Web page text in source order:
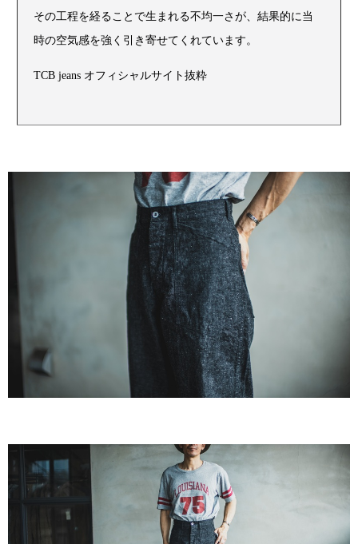
その工程を経ることで生まれる不均一さが、結果的に当
時の空気感を強く引き寄せてくれています。
TCB jeans オフィシャルサイト抜粋